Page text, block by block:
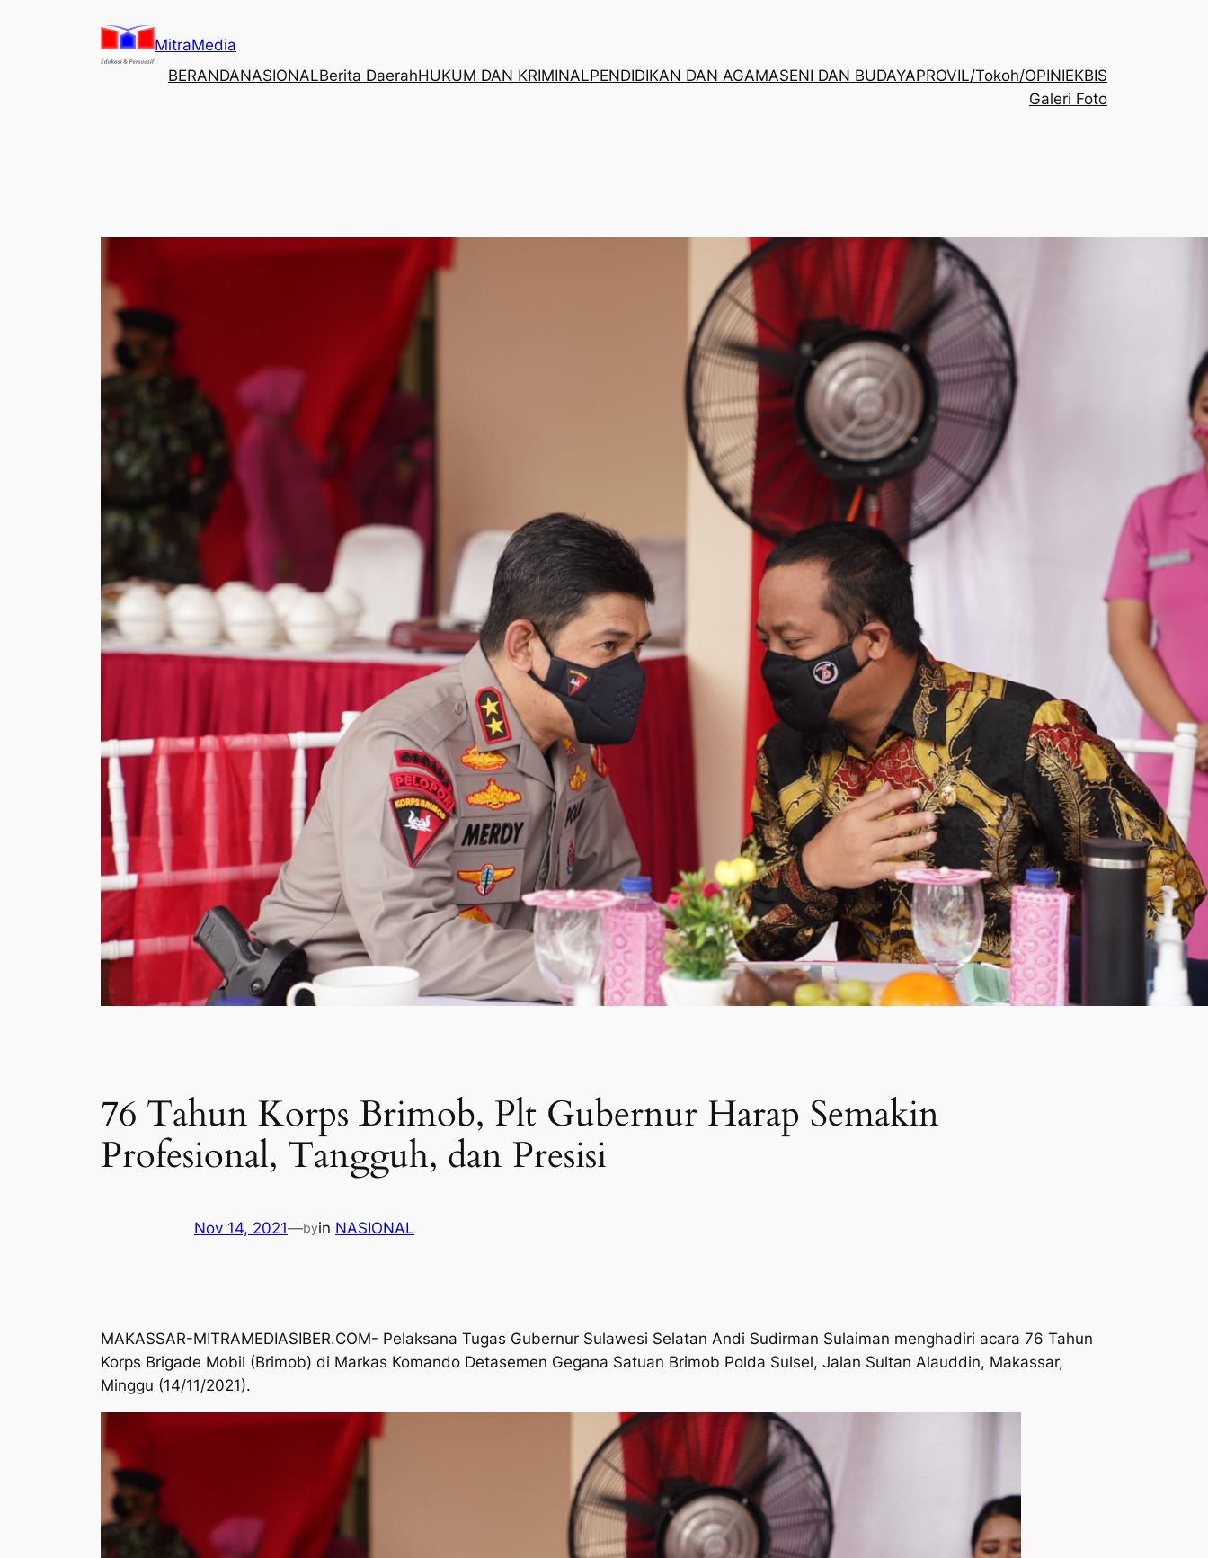
MitraMedia
BERANDANASIONALBerita DaerahHUKUM DAN KRIMINALPENDIDIKAN DAN AGAMASENI DAN BUDAYAPROVIL/Tokoh/OPINIEKBIS
Galeri Foto
76 Tahun Korps Brimob, Plt Gubernur Harap Semakin
Profesional, Tangguh, dan Presisi
Nov 14, 2021—byin NASIONAL
MAKASSAR-MITRAMEDIASIBER.COM- Pelaksana Tugas Gubernur Sulawesi Selatan Andi Sudirman Sulaiman menghadiri acara 76 Tahun
Korps Brigade Mobil (Brimob) di Markas Komando Detasemen Gegana Satuan Brimob Polda Sulsel, Jalan Sultan Alauddin, Makassar,
Minggu (14/11/2021).